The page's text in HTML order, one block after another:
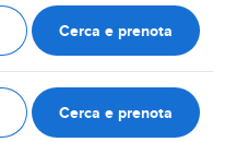
Cerca e prenota
Cerca e prenota